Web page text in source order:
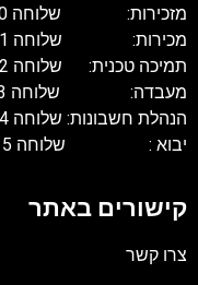
שלוחה 0
שלוחה 1
טכנית: שלוחה 2
שלוחה 3
חשבונות: שלוחה 4
: שלוחה 5
באתר
קשר